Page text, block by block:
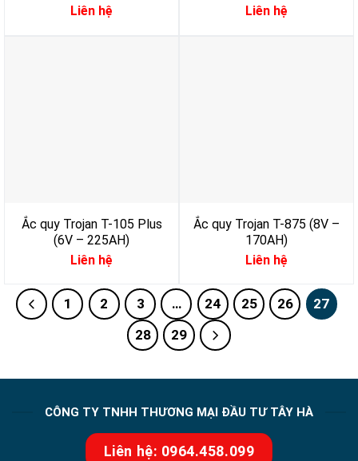
Liên hệ
Liên hệ
Ắc quy Trojan T-105 Plus
(6V – 225AH)
Liên hệ
Ắc quy Trojan T-875 (8V –
170AH)
Liên hệ
1 2 3 … 24 25 26
27
28
29
CÔNG TY TNHH THƯƠNG MẠI ĐẦU TƯ TÂY HÀ
Liên hệ: 0964.458.099